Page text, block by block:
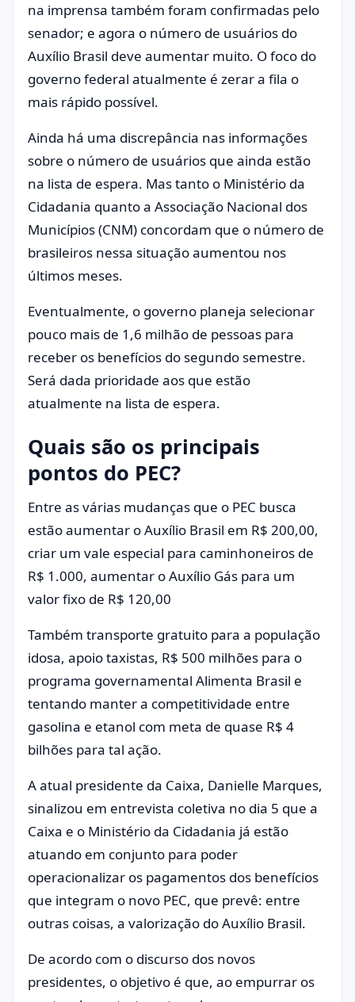
na imprensa também foram confirmadas pelo
senador; e agora o número de usuários do
Auxílio Brasil deve aumentar muito. O foco do
governo federal atualmente é zerar a fila o
mais rápido possível.
Ainda há uma discrepância nas informações
sobre o número de usuários que ainda estão
na lista de espera. Mas tanto o Ministério da
Cidadania quanto a Associação Nacional dos
Municípios (CNM) concordam que o número de
brasileiros nessa situação aumentou nos
últimos meses.
Eventualmente, o governo planeja selecionar
pouco mais de 1,6 milhão de pessoas para
receber os benefícios do segundo semestre.
Será dada prioridade aos que estão
atualmente na lista de espera.
Quais são os principais
pontos do PEC?
Entre as várias mudanças que o PEC busca
estão aumentar o Auxílio Brasil em R$ 200,00,
criar um vale especial para caminhoneiros de
R$ 1.000, aumentar o Auxílio Gás para um
valor fixo de R$ 120,00
Também transporte gratuito para a população
idosa, apoio taxistas, R$ 500 milhões para o
programa governamental Alimenta Brasil e
tentando manter a competitividade entre
gasolina e etanol com meta de quase R$ 4
bilhões para tal ação.
A atual presidente da Caixa, Danielle Marques,
sinalizou em entrevista coletiva no dia 5 que a
Caixa e o Ministério da Cidadania já estão
atuando em conjunto para poder
operacionalizar os pagamentos dos benefícios
que integram o novo PEC, que prevê: entre
outras coisas, a valorização do Auxílio Brasil.
De acordo com o discurso dos novos
presidentes, o objetivo é que, ao empurrar os